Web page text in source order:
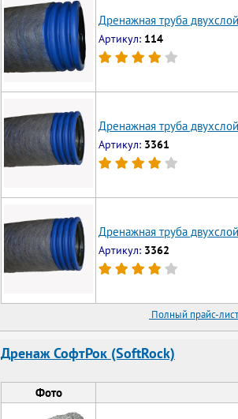
Дренажная труба
Артикул: 114
Дренажная труба
Артикул: 3361
Дренажная труба
Артикул: 3362
Полный прайс-
Дренаж СофтРок (SoftRock)
Фото